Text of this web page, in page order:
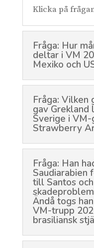
Klicka på
Fråga: Hur
deltar i VM
Mexiko och
Fråga: Vilken
gav Grekland
Sverige i
Strawberry
Fråga: Han
Saudiarabien
till Santos
Ändå togs
VM-trupp
brasiliansk